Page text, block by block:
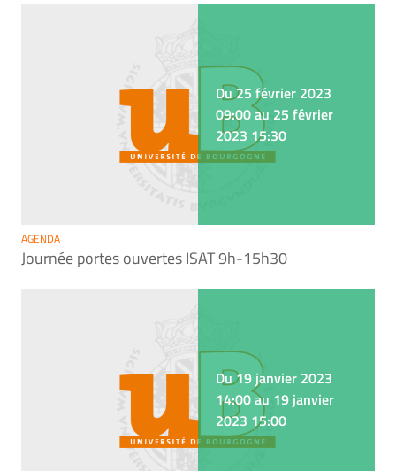
Du 25 février 2023
09:00 au 25 février
2023 15:30
AGENDA
Journée portes ouvertes ISAT 9h-15h30
Du 19 janvier 2023
14:00 au 19 janvier
2023 15:00